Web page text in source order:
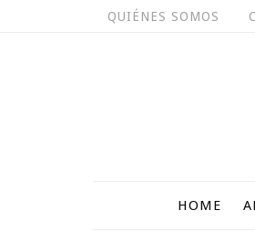
QUIÉNES SOMOS
HOME